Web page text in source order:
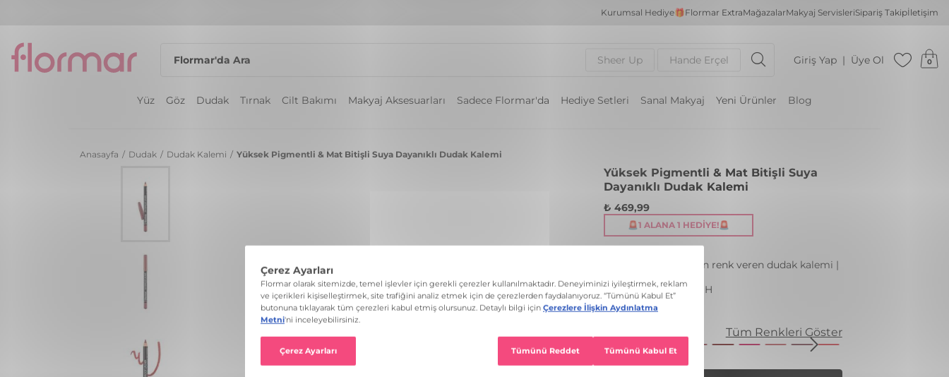
Kurumsal Hediye🎁Flormar ExtraMağazalarMakyaj ServisleriSipariş Takipİletişim
Sheer Up Hande Erçel Giriş Yap Üye Ol 0
Yüz Göz Dudak Tırnak Cilt Bakımı Makyaj Aksesuarları Sadece Flormar'da Hediye Setleri Sanal Makyaj Yeni Ürünler Blog
Anasayfa / Dudak / Dudak Kalemi / Yüksek Pigmentli & Mat Bitişli Suya Dayanıklı Dudak Kalemi
Yüksek Pigmentli & Mat Bitişli Suya
Dayanıklı Dudak Kalemi
Suya dayanıklı yoğun renk veren dudak kalemi |
Renk: 246 ROSEBUSH
₺ 469,99
🚨1 ALANA 1 HEDIYE!🚨
Tüm Renkleri Göster